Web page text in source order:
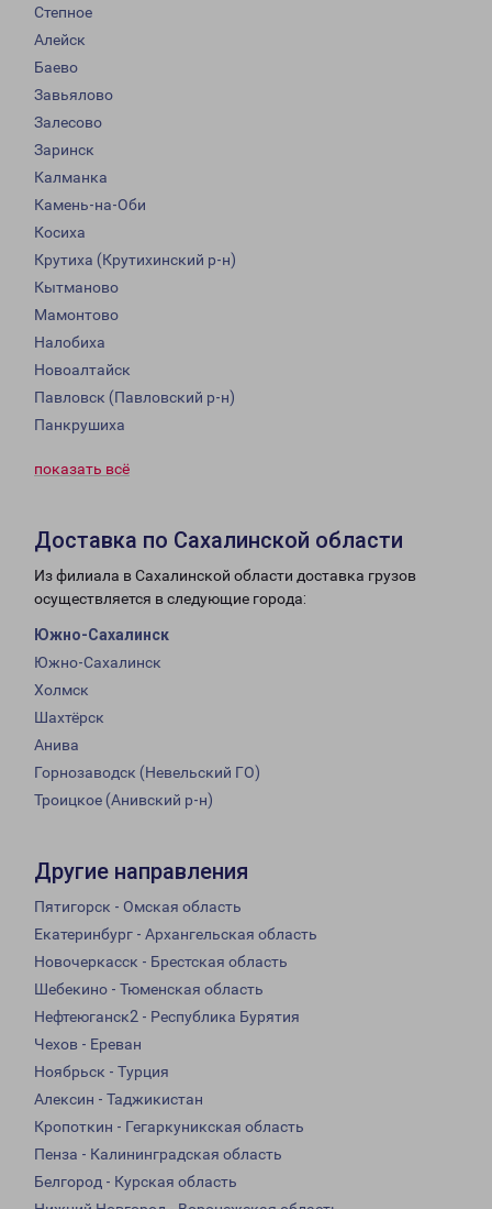
Степное
Алейск
Баево
Завьялово
Залесово
Заринск
Калманка
Камень-на-Оби
Косиха
Крутиха (Крутихинский р-н)
Кытманово
Мамонтово
Налобиха
Новоалтайск
Павловск (Павловский р-н)
Панкрушиха
показать всё
Доставка по Сахалинской области
Из филиала в Сахалинской области доставка грузов
осуществляется в следующие города:
Южно-Сахалинск
Южно-Сахалинск
Холмск
Шахтёрск
Анива
Горнозаводск (Невельский ГО)
Троицкое (Анивский р-н)
Другие направления
Пятигорск - Омская область
Екатеринбург - Архангельская область
Новочеркасск - Брестская область
Шебекино - Тюменская область
Нефтеюганск2 - Республика Бурятия
Чехов - Ереван
Ноябрьск - Турция
Алексин - Таджикистан
Кропоткин - Гегаркуникская область
Пенза - Калининградская область
Белгород - Курская область